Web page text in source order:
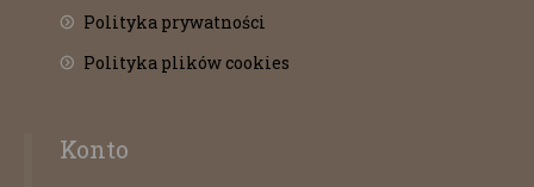
Polityka prywatności
Polityka plików cookies
Konto